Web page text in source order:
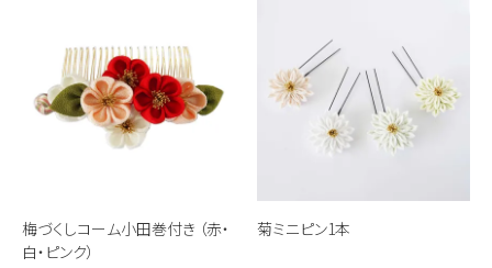
梅づくしコーム小田巻付き （赤・
白・ピンク）
菊ミニピン1本